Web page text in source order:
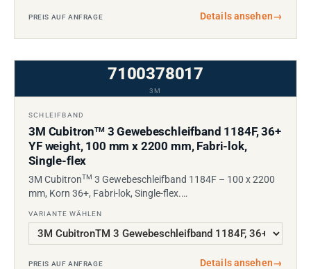
PREIS AUF ANFRAGE Details ansehen→
7100378017
3M
SCHLEIFBAND
3M CubitronTM3 Gewebeschleifband 1184F, 36+
YF weight, 100 mm x 2200 mm, Fabri-lok,
Single-flex
3M CubitronTM 3 Gewebeschleifband 1184F – 100 x 2200
mm, Korn 36+, Fabri-lok, Single-flex.…
VARIANTE WÄHLEN
PREIS AUF ANFRAGE Details ansehen→